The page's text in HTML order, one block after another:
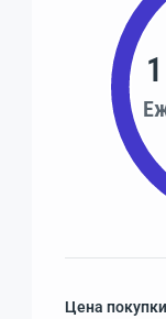
Цена покупки